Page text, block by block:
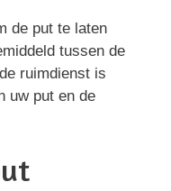
de put te laten
tussen de
ruimdienst is
uw put en de